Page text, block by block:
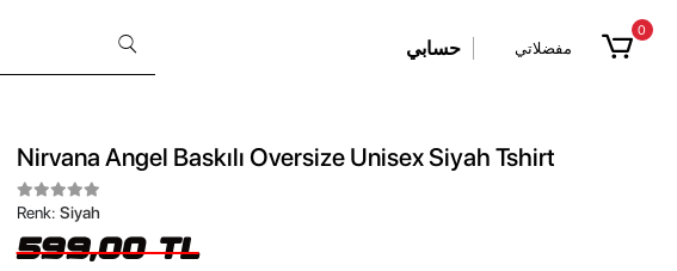
حسابي مفضلاتي
0
Nirvana Angel Baskılı Oversize Unisex Siyah Tshirt
Renk: Siyah
599,00 TL